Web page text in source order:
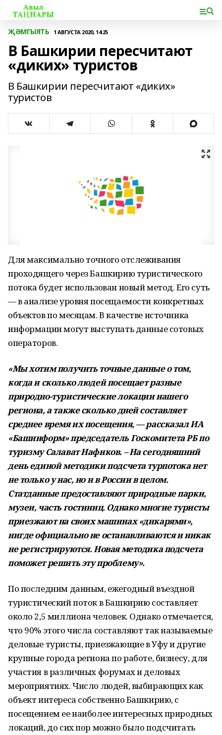
ҖӘМГЫЯТЬ 1 АВГУСТА 2020, 14:25
В Башкирии пересчитают
«диких» туристов
В Башкирии пересчитают «диких»
туристов
Для максимально точного отслеживания
проходящего через Башкирию туристического
потока будет использован новый метод. Его суть
— в анализе уровня посещаемости конкретных
объектов по месяцам. В качестве источника
информации могут выступать данные сотовых
операторов.
«Мы хотим получить точные данные о том,
когда и сколько людей посещает разные
природно-туристические локации нашего
региона, а также сколько дней составляет
среднее время их посещения, — рассказал ИА
«Башинформ» председатель Госкомитета РБ по
туризму Салават Нафиков. – На сегодняшний
день единой методики подсчета турпотока нет
не только у нас, но и в России в целом.
Статданные предоставляют природные парки,
музеи, часть гостиниц. Однако многие туристы
приезжают на своих машинах «дикарями»,
нигде официально не останавливаются и никак
не регистрируются. Новая методика подсчета
поможет решить эту проблему».
По последним данным, ежегодный въездной
туристический поток в Башкирию составляет
около 2,5 миллиона человек. Однако отмечается,
что 90% этого числа составляют так называемые
деловые туристы, приезжающие в Уфу и другие
крупные города региона по работе, бизнесу, для
участия в различных форумах и деловых
мероприятиях. Число людей, выбирающих как
объект интереса собственно Башкирию, с
посещением ее наиболее интересных природных
локаций, до сих пор можно было подсчитать